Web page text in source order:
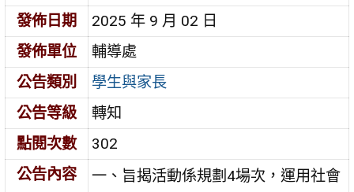
發佈日期
2025 年 9 月 02 日
發佈單位
輔導處
公告類別
學生與家長
公告等級
轉知
點閱次數
302
公告內容
一、旨揭活動係規劃4場次，運用社會